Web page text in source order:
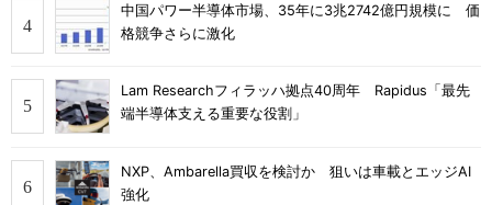
中国パワー半導体市場、35年に3兆2742億円規模に 価
格競争さらに激化
Lam Researchフィラッハ拠点40周年 Rapidus「最先
端半導体支える重要な役割」
NXP、Ambarella買収を検討か 狙いは車載とエッジAI
強化